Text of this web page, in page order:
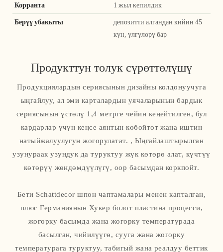
Корранта 1 жыл кепилдик
Берүү убакыты
депозитти алгандан кийин 45
күн, үлгүлөрү бар
Продукттун толук сүрөттөлүшү
Продукциялардын сериясынын дизайны колдонуучуга
ыңгайлуу, ал эми карталардын уячаларынын бардык
сериясынын үстөлү 1,4 метрге чейин кеңейтилген, бул
кардарлар үчүн кеңсе аянтын көбөйтөт жана иштин
натыйжалуулугун жогорулатат. , Ыңгайлаштырылган
узунураак узундук да туруктуу жүк көтөрө алат, күчтүү
көтөрүү жөндөмдүүлүгү, оор басымдан коркпойт.
Бети Schattdecor шпон чаптамалары менен капталган,
плюс Германиянын Хукер болот пластина процесси,
жогорку басымда жана жогорку температурада
басылган, чийилүүгө, сууга жана жогорку
температурага туруктуу, табигый жана реалдуу беттик